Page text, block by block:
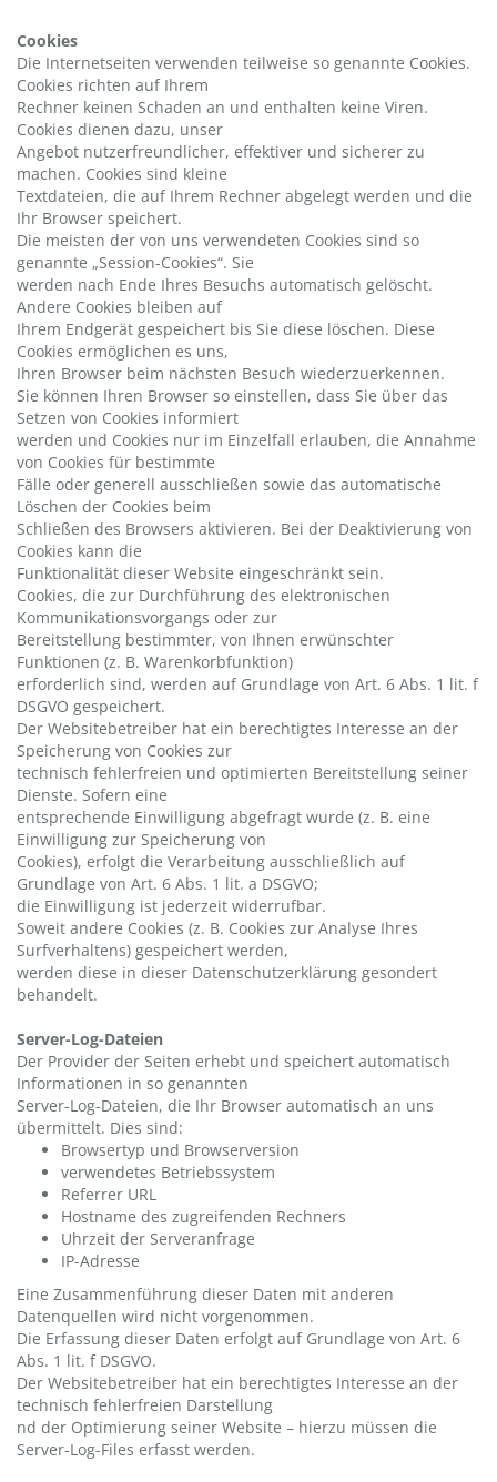
Cookies
Die Internetseiten verwenden teilweise so genannte Cookies.
Cookies richten auf Ihrem
Rechner keinen Schaden an und enthalten keine Viren.
Cookies dienen dazu, unser
Angebot nutzerfreundlicher, effektiver und sicherer zu
machen. Cookies sind kleine
Textdateien, die auf Ihrem Rechner abgelegt werden und die
Ihr Browser speichert.
Die meisten der von uns verwendeten Cookies sind so
genannte „Session-Cookies“. Sie
werden nach Ende Ihres Besuchs automatisch gelöscht.
Andere Cookies bleiben auf
Ihrem Endgerät gespeichert bis Sie diese löschen. Diese
Cookies ermöglichen es uns,
Ihren Browser beim nächsten Besuch wiederzuerkennen.
Sie können Ihren Browser so einstellen, dass Sie über das
Setzen von Cookies informiert
werden und Cookies nur im Einzelfall erlauben, die Annahme
von Cookies für bestimmte
Fälle oder generell ausschließen sowie das automatische
Löschen der Cookies beim
Schließen des Browsers aktivieren. Bei der Deaktivierung von
Cookies kann die
Funktionalität dieser Website eingeschränkt sein.
Cookies, die zur Durchführung des elektronischen
Kommunikationsvorgangs oder zur
Bereitstellung bestimmter, von Ihnen erwünschter
Funktionen (z. B. Warenkorbfunktion)
erforderlich sind, werden auf Grundlage von Art. 6 Abs. 1 lit. f
DSGVO gespeichert.
Der Websitebetreiber hat ein berechtigtes Interesse an der
Speicherung von Cookies zur
technisch fehlerfreien und optimierten Bereitstellung seiner
Dienste. Sofern eine
entsprechende Einwilligung abgefragt wurde (z. B. eine
Einwilligung zur Speicherung von
Cookies), erfolgt die Verarbeitung ausschließlich auf
Grundlage von Art. 6 Abs. 1 lit. a DSGVO;
die Einwilligung ist jederzeit widerrufbar.
Soweit andere Cookies (z. B. Cookies zur Analyse Ihres
Surfverhaltens) gespeichert werden,
werden diese in dieser Datenschutzerklärung gesondert
behandelt.
Server-Log-Dateien
Der Provider der Seiten erhebt und speichert automatisch
Informationen in so genannten
Server-Log-Dateien, die Ihr Browser automatisch an uns
übermittelt. Dies sind:
Browsertyp und Browserversion
verwendetes Betriebssystem
Referrer URL
Hostname des zugreifenden Rechners
Uhrzeit der Serveranfrage
IP-Adresse
Eine Zusammenführung dieser Daten mit anderen
Datenquellen wird nicht vorgenommen.
Die Erfassung dieser Daten erfolgt auf Grundlage von Art. 6
Abs. 1 lit. f DSGVO.
Der Websitebetreiber hat ein berechtigtes Interesse an der
technisch fehlerfreien Darstellung
nd der Optimierung seiner Website – hierzu müssen die
Server-Log-Files erfasst werden.